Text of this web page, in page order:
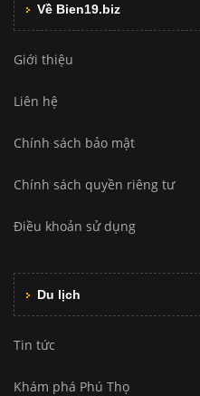
Về Bien19.biz
Giới thiệu
Liên hệ
Chính sách bảo mật
Chính sách quyền riêng tư
Điều khoản sử dụng
Du lịch
Tin tức
Khám phá Phú Thọ